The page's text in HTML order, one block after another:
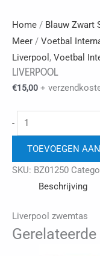
Home / Blauw Zwart
Meer / Voetbal
Liverpool , Voetbal
LIVERPOOL
€15,00 +
-
Liverpool
aantal
TOEVOEGEN
SKU: BZ01250
Beschrijving
Liverpool zwemtas